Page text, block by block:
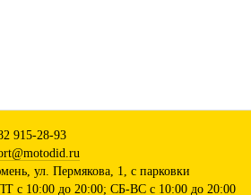
915-28-93
ул. Пермякова, 1, с парковки
с 10:00 до 20:00; СБ-ВС с 10:00 до 20:00